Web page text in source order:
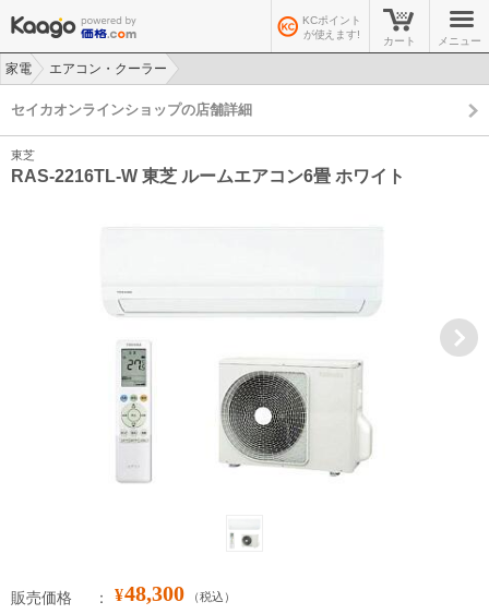
KCポイント
が使えます!
カート メニュー
家電
エアコン・クーラー
セイカオンラインショップの店舗詳細
東芝
RAS-2216TL-W 東芝 ルームエアコン6畳 ホワイト
販売価格 ¥48,300 （税込）